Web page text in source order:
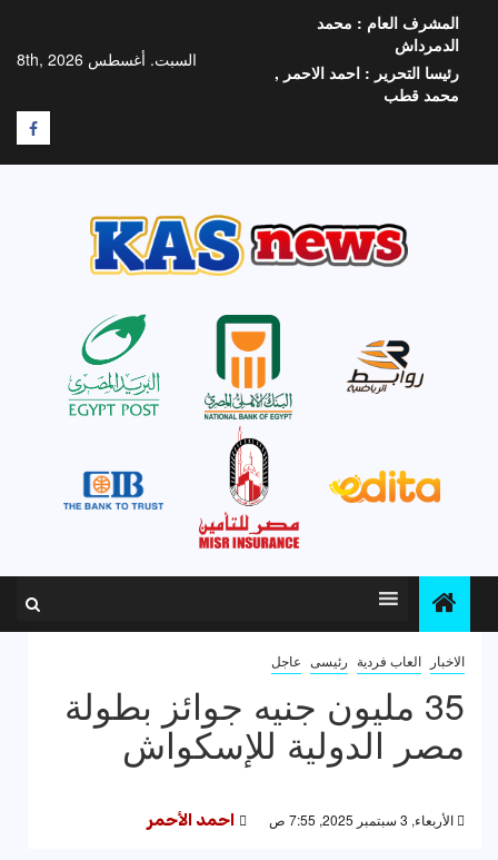
المحتوى
السبت. أغسطس 8th, 2026
المشرف العام : محمد
الدمرداش
رئيسا التحرير : احمد الاحمر ,
محمد قطب
F
الاخبار العاب فردية رئيسى عاجل
35 مليون جنيه جوائز بطولة
مصر الدولية للإسكواش
الأربعاء, 3 سبتمبر 2025, 7:55 ص احمد الأحمر